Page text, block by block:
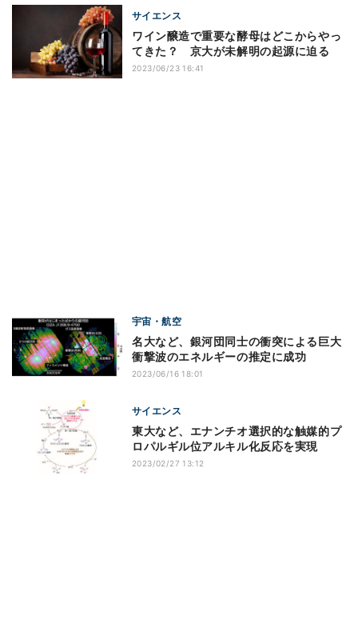
サイエンス
ワイン醸造で重要な酵母はどこからやっ
てきた？ 京大が未解明の起源に迫る
2023/06/23 16:41
宇宙・航空
名大など、銀河団同士の衝突による巨大
衝撃波のエネルギーの推定に成功
2023/06/16 18:01
サイエンス
東大など、エナンチオ選択的な触媒的プ
ロパルギル位アルキル化反応を実現
2023/02/27 13:12